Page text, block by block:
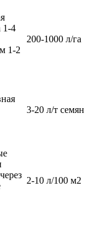
1-4
1-2
200-1000 л/га
3-20 л/т семян
2-10 л/100 м2